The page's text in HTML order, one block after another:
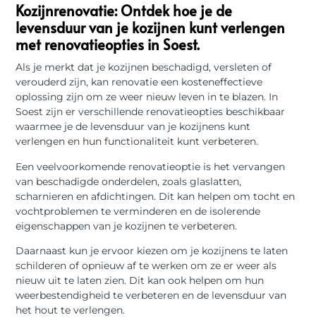
Kozijnrenovatie: Ontdek hoe je de
levensduur van je kozijnen kunt verlengen
met renovatieopties in Soest.
Als je merkt dat je kozijnen beschadigd, versleten of
verouderd zijn, kan renovatie een kosteneffectieve
oplossing zijn om ze weer nieuw leven in te blazen. In
Soest zijn er verschillende renovatieopties beschikbaar
waarmee je de levensduur van je kozijnens kunt
verlengen en hun functionaliteit kunt verbeteren.
Een veelvoorkomende renovatieoptie is het vervangen
van beschadigde onderdelen, zoals glaslatten,
scharnieren en afdichtingen. Dit kan helpen om tocht en
vochtproblemen te verminderen en de isolerende
eigenschappen van je kozijnen te verbeteren.
Daarnaast kun je ervoor kiezen om je kozijnens te laten
schilderen of opnieuw af te werken om ze er weer als
nieuw uit te laten zien. Dit kan ook helpen om hun
weerbestendigheid te verbeteren en de levensduur van
het hout te verlengen.